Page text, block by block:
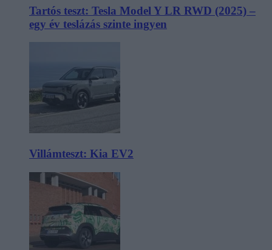
Tartós teszt: Tesla Model Y LR RWD (2025) –
egy év teslázás szinte ingyen
Villámteszt: Kia EV2